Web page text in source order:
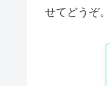
せてどうぞ。